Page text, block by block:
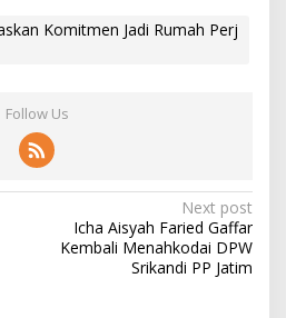
Komitmen Jadi Rumah Perj
Follow Us
Next post
Icha Aisyah Faried Gaffar
Kembali Menahkodai DPW
Srikandi PP Jatim